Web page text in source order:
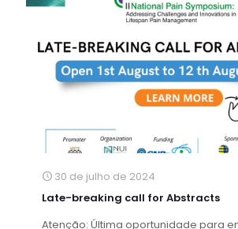
30 de julho de 2024
Late-breaking call for Abstracts
Atenção: Última oportunidade para